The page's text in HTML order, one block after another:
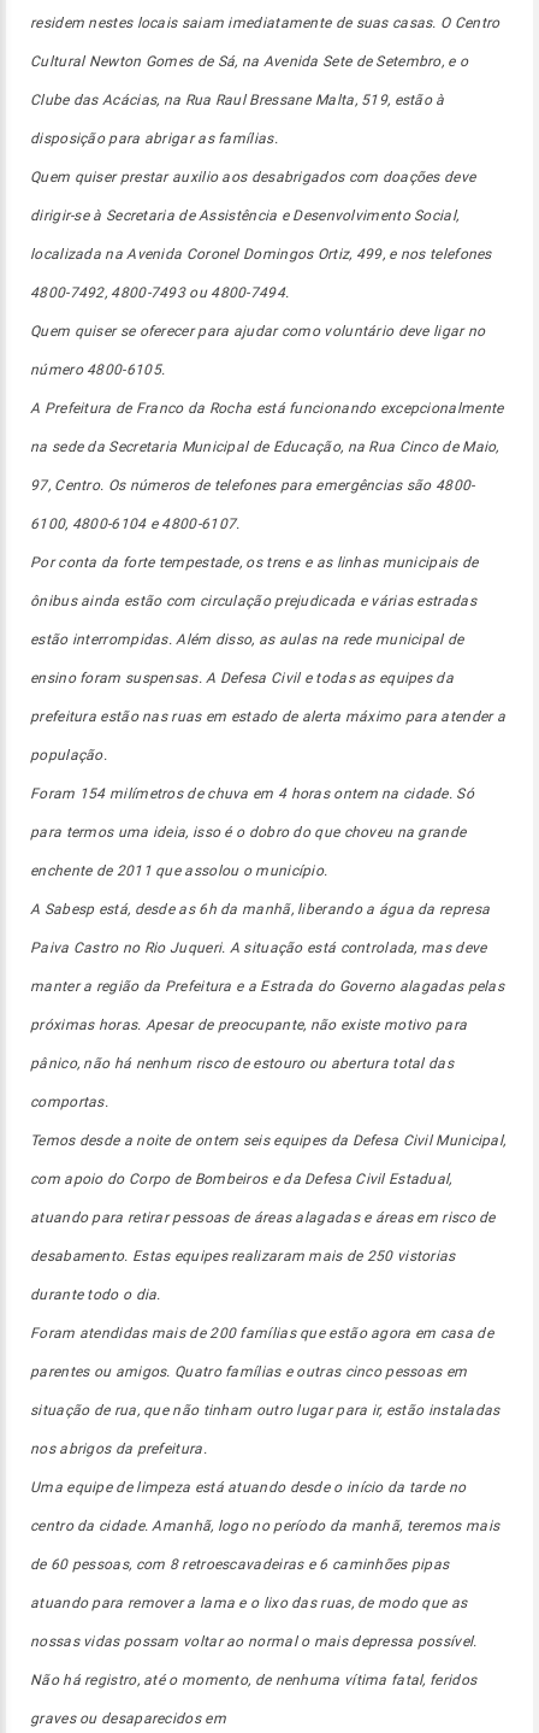
residem nestes locais saiam imediatamente de suas casas. O Centro
Cultural Newton Gomes de Sá, na Avenida Sete de Setembro, e o
Clube das Acácias, na Rua Raul Bressane Malta, 519, estão à
disposição para abrigar as famílias.
Quem quiser prestar auxilio aos desabrigados com doações deve
dirigir-se à Secretaria de Assistência e Desenvolvimento Social,
localizada na Avenida Coronel Domingos Ortiz, 499, e nos telefones
4800-7492, 4800-7493 ou 4800-7494.
Quem quiser se oferecer para ajudar como voluntário deve ligar no
número 4800-6105.
A Prefeitura de Franco da Rocha está funcionando excepcionalmente
na sede da Secretaria Municipal de Educação, na Rua Cinco de Maio,
97, Centro. Os números de telefones para emergências são 4800-
6100, 4800-6104 e 4800-6107.
Por conta da forte tempestade, os trens e as linhas municipais de
ônibus ainda estão com circulação prejudicada e várias estradas
estão interrompidas. Além disso, as aulas na rede municipal de
ensino foram suspensas. A Defesa Civil e todas as equipes da
prefeitura estão nas ruas em estado de alerta máximo para atender a
população.
Foram 154 milímetros de chuva em 4 horas ontem na cidade. Só
para termos uma ideia, isso é o dobro do que choveu na grande
enchente de 2011 que assolou o município.
A Sabesp está, desde as 6h da manhã, liberando a água da represa
Paiva Castro no Rio Juqueri. A situação está controlada, mas deve
manter a região da Prefeitura e a Estrada do Governo alagadas pelas
próximas horas. Apesar de preocupante, não existe motivo para
pânico, não há nenhum risco de estouro ou abertura total das
comportas.
Temos desde a noite de ontem seis equipes da Defesa Civil Municipal,
com apoio do Corpo de Bombeiros e da Defesa Civil Estadual,
atuando para retirar pessoas de áreas alagadas e áreas em risco de
desabamento. Estas equipes realizaram mais de 250 vistorias
durante todo o dia.
Foram atendidas mais de 200 famílias que estão agora em casa de
parentes ou amigos. Quatro famílias e outras cinco pessoas em
situação de rua, que não tinham outro lugar para ir, estão instaladas
nos abrigos da prefeitura.
Uma equipe de limpeza está atuando desde o início da tarde no
centro da cidade. Amanhã, logo no período da manhã, teremos mais
de 60 pessoas, com 8 retroescavadeiras e 6 caminhões pipas
atuando para remover a lama e o lixo das ruas, de modo que as
nossas vidas possam voltar ao normal o mais depressa possível.
Não há registro, até o momento, de nenhuma vítima fatal, feridos
graves ou desaparecidos em